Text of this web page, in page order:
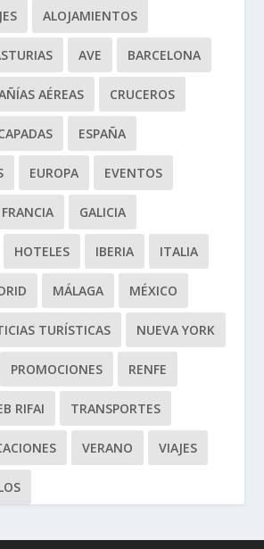
ALOJAMIENTOS
AVE BARCELONA
AÉREAS CRUCEROS
ESPAÑA
EUROPA EVENTOS
FRANCIA GALICIA
HOTELES IBERIA ITALIA
MÁLAGA MÉXICO
TURÍSTICAS NUEVA YORK
PROMOCIONES RENFE
RIFAI TRANSPORTES
VERANO VIAJES